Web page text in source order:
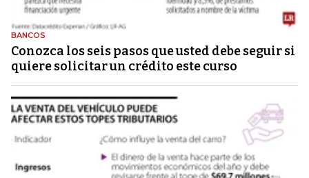
BANCOS
Conozca los seis pasos que usted debe seguir si
quiere solicitar un crédito este curso